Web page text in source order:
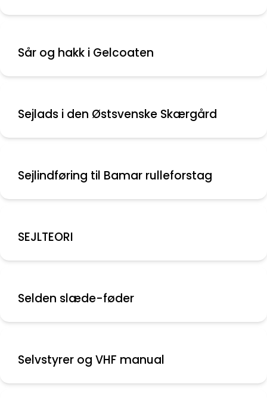
Sår og hakk i Gelcoaten
Sejlads i den Østsvenske Skærgård
Sejlindføring til Bamar rulleforstag
SEJLTEORI
Selden slæde-føder
Selvstyrer og VHF manual